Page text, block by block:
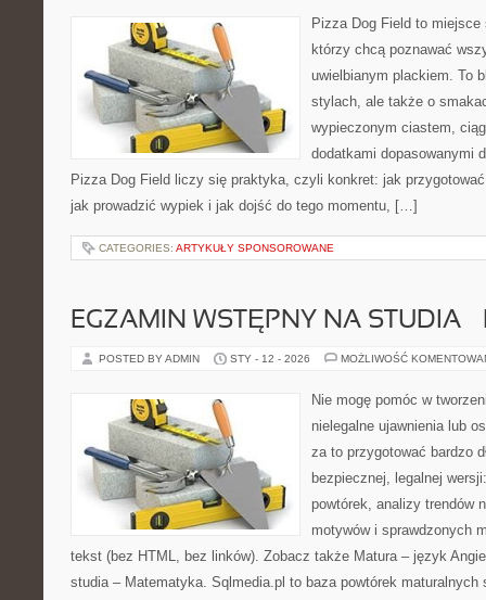
Pizza Dog Field to
którzy chcą poznawać
uwielbianym plackiem. To
stylach, ale także o
wypieczonym ciastem,
dodatkami dopasowanymi
Pizza Dog Field liczy się praktyka, czyli konkret: jak
jak prowadzić wypiek i jak dojść do tego momentu, […]
CATEGORIES: ARTYKUŁY SPONSOROWANE
EGZAMIN WSTĘPNY NA STUDIA
POSTED BY ADMIN STY - 12 - 2026 MOŻLIWOŚĆ
Nie mogę pomóc w
nielegalne ujawnienia lub
za to przygotować bardzo
bezpiecznej, legalnej
powtórek, analizy trendów
motywów i sprawdzonych
tekst (bez HTML, bez linków). Zobacz także Matura – język
studia – Matematyka. Sqlmedia.pl to baza powtórek